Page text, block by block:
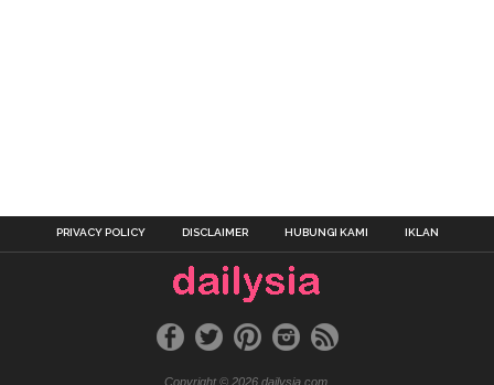
PRIVACY POLICY DISCLAIMER HUBUNGI KAMI IKLAN
Copyright © 2026 dailysia.com.